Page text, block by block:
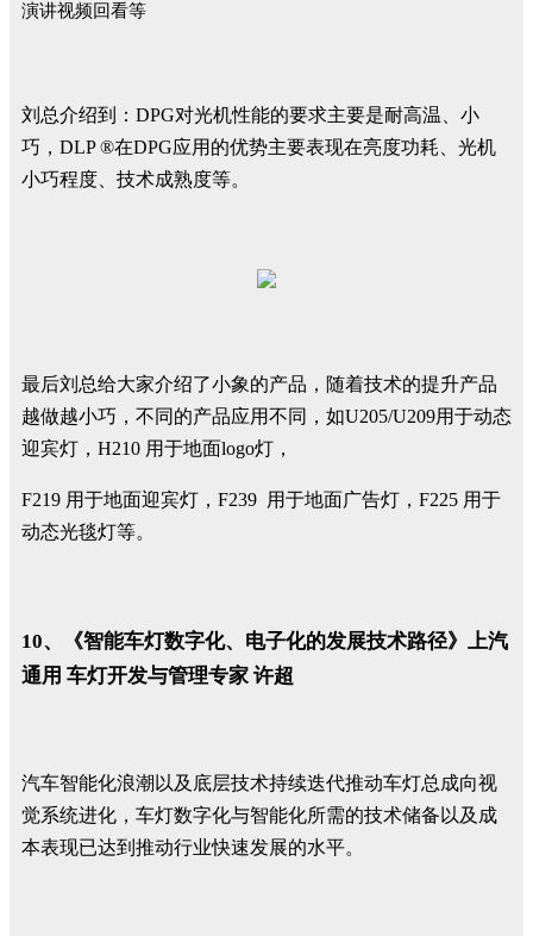
演讲视频回看等
刘总介绍到：DPG对光机性能的要求主要是耐高温、小
巧，DLP ®在DPG应用的优势主要表现在亮度功耗、光机
小巧程度、技术成熟度等。
最后刘总给大家介绍了小象的产品，随着技术的提升产品
越做越小巧，不同的产品应用不同，如U205/U209用于动态
迎宾灯，H210 用于地面logo灯，
F219 用于地面迎宾灯，F239 用于地面广告灯，F225 用于
动态光毯灯等。
10、《智能车灯数字化、电子化的发展技术路径》上汽
通用 车灯开发与管理专家 许超
汽车智能化浪潮以及底层技术持续迭代推动车灯总成向视
觉系统进化，车灯数字化与智能化所需的技术储备以及成
本表现已达到推动行业快速发展的水平。